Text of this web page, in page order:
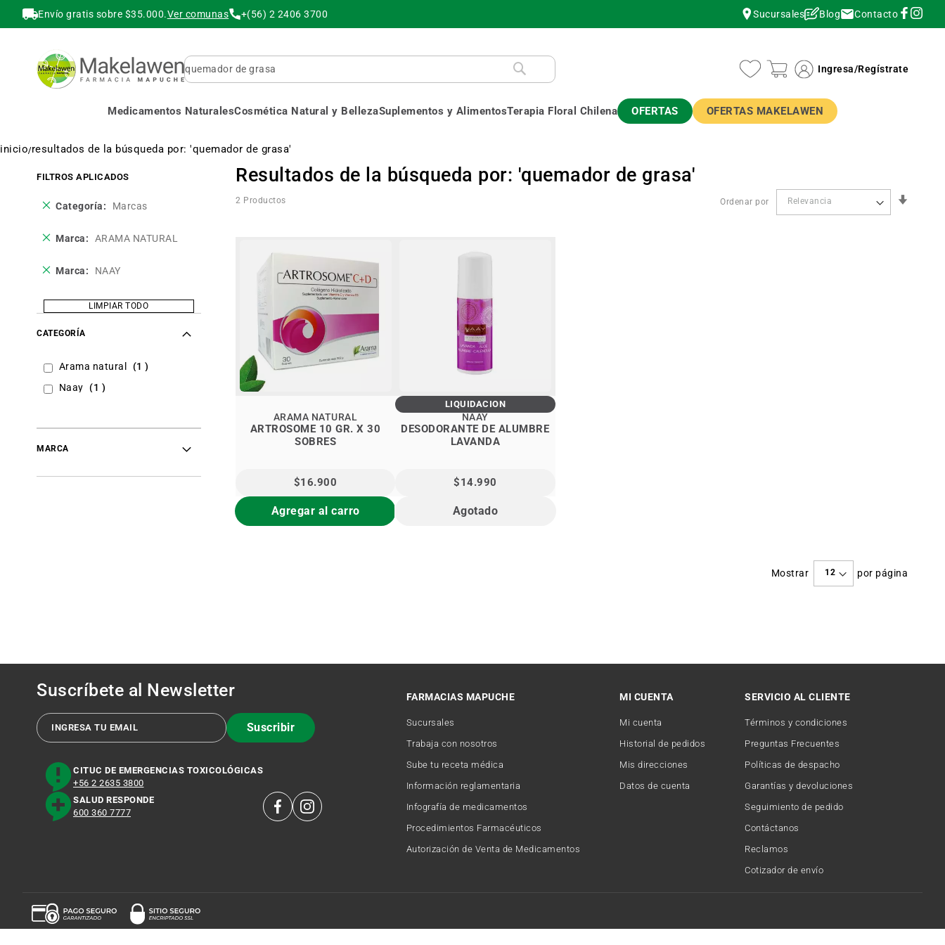
Envío gratis sobre $35.000.Ver comunas +(56) 2 2406 3700 Sucursales Blog Contacto
Buscar
Ingresa/Regístrate
Medicamentos NaturalesCosmética Natural y BellezaSuplementos y AlimentosTerapia Floral Chilena OFERTAS OFERTAS MAKELAWEN
inicio resultados de la búsqueda por: 'quemador de grasa'
Resultados de la búsqueda por: 'quemador de grasa'
2 Productos Ordenar por
ARTROSOME 10 GR. X 30
SOBRES
ARAMA NATURAL
$16.900
Agregar al carro
LIQUIDACIÓN
DESODORANTE DE ALUMBRE
LAVANDA
NAAY
$14.990
Agotado
Mostrar por página
FILTROS APLICADOS
Categoría Marcas
Eliminar
producto
Marca ARAMA NATURAL
Eliminar
producto
Marca NAAY
Eliminar
producto
LIMPIAR TODO
CATEGORÍA
Arama natural 1 item
Naay
1 item
MARCA
Suscríbete al Newsletter
Suscribir
CITUC DE EMERGENCIAS TOXICOLÓGICAS
+56 2 2635 3800
SALUD RESPONDE
600 360 7777
FARMACIAS MAPUCHE
Sucursales
Trabaja con nosotros
Sube tu receta médica
Información reglamentaria
Infografía de medicamentos
Procedimientos Farmacéuticos
Autorización de Venta de Medicamentos
MI CUENTA
Mi cuenta
Historial de pedidos
Mis direcciones
Datos de cuenta
SERVICIO AL CLIENTE
Términos y condiciones
Preguntas Frecuentes
Políticas de despacho
Garantías y devoluciones
Seguimiento de pedido
Contáctanos
Reclamos
Cotizador de envío